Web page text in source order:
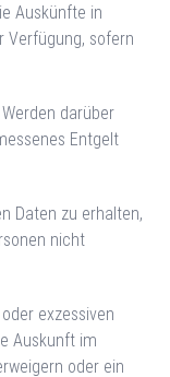
Auskünfte in
Verfügung, sofern
darüber
Entgelt
Daten zu erhalten,
nicht
exzessiven
Auskunft im
oder ein